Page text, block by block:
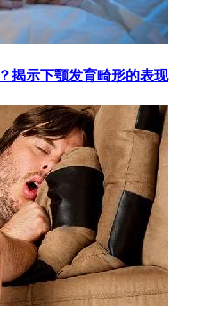
揭示下颚发育畸形的表现